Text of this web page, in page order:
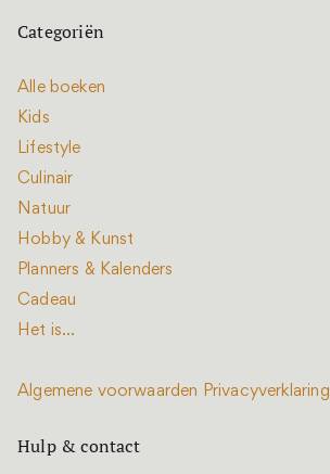
Categoriën
Alle boeken
Kids
Lifestyle
Culinair
Natuur
Hobby & Kunst
Planners & Kalenders
Cadeau
Het is...
Algemene voorwaarden Privacyverklaring
Hulp & contact